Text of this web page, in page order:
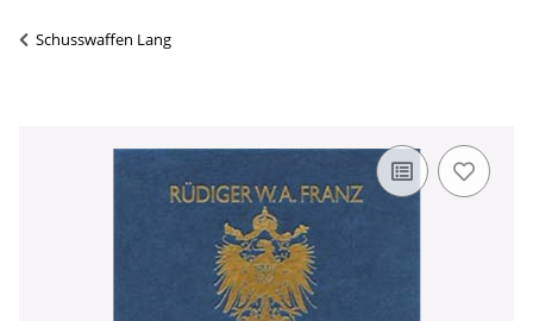
Schusswaffen Lang